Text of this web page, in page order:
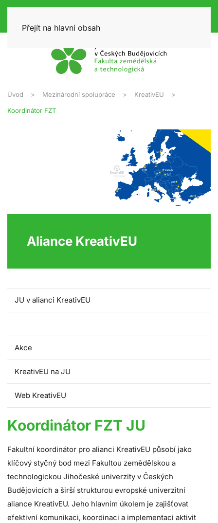
Přejít na hlavní obsah
Úvod Mezinárodní spolupráce KreativEU
Koordinátor FZT
Aliance KreativEU
JU v alianci KreativEU
Akce
KreativEU na JU
Web KreativEU
Koordinátor FZT JU
Fakultní koordinátor pro alianci KreativEU působí jako
klíčový styčný bod mezi Fakultou zemědělskou a
technologickou Jihočeské univerzity v Českých
Budějovicích a širší strukturou evropské univerzitní
aliance KreativEU. Jeho hlavním úkolem je zajišťovat
efektivní komunikaci, koordinaci a implementaci aktivit